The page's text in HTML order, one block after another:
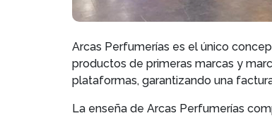
Arcas Perfumerías es el único
productos de primeras marcas y
plataformas, garantizando una
La enseña de Arcas Perfumerías